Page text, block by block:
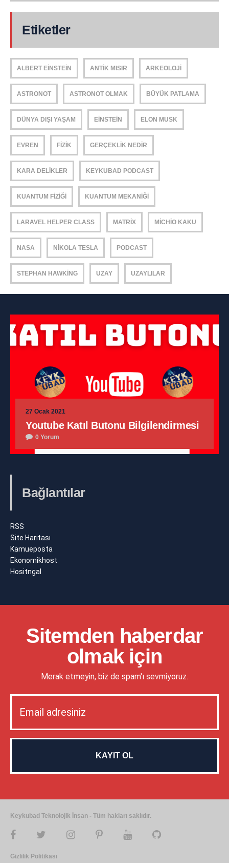
Etiketler
ALBERT EINSTEIN ANTIK MISIR ARKEOLOJI
ASTRONOT ASTRONOT OLMAK BÜYÜK PATLAMA
DÜNYA DIŞI YAŞAM EINSTEIN ELON MUSK
EVREN FIZIK GERÇEKLIK NEDIR
KARA DELIKLER KEYKUBAD PODCAST
KUANTUM FIZIĞI KUANTUM MEKANIĞI
LARAVEL HELPER CLASS MATRIX MICHIO KAKU
NASA NIKOLA TESLA PODCAST
STEPHAN HAWKING UZAY UZAYLILAR
27 Ocak 2021
Youtube Katıl Butonu Bilgilendirmesi
0 Yorum
Bağlantılar
RSS
Site Haritası
Kamueposta
Ekonomikhost
Hositngal
Sitemden haberdar
olmak için
Merak etmeyin, biz de spam'ı sevmiyoruz.
Keykubad Teknolojik İnsan - Tüm hakları saklıdır.
Gizlilik Politikası